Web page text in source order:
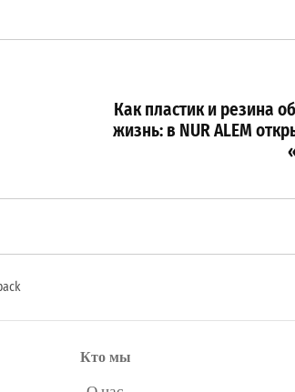
Как пластик и резина
жизнь: в NUR ALEM
Кто мы